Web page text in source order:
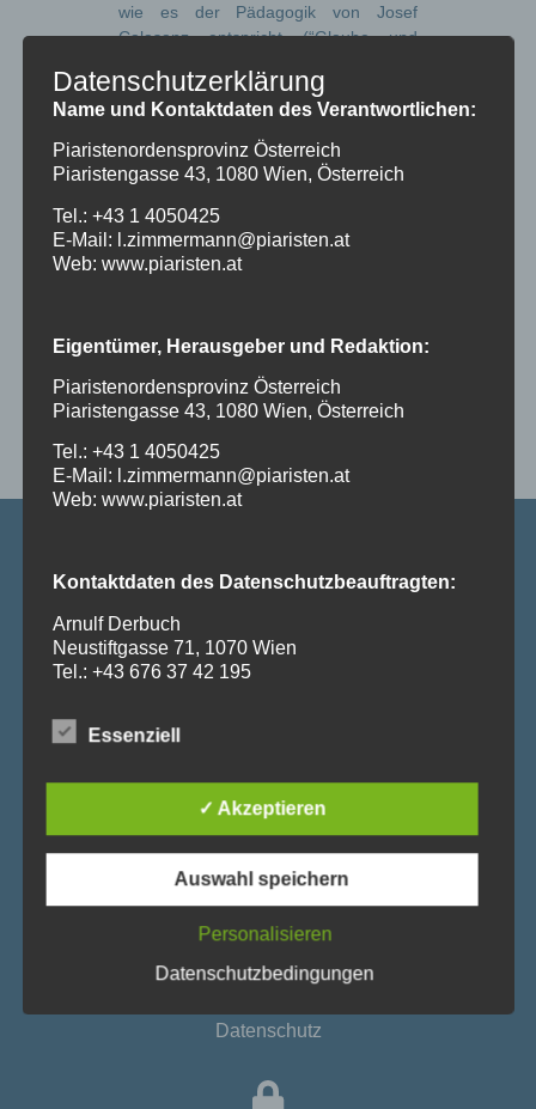
wie es der Pädagogik von Josef
Calasanz entspricht (“Glaube und
In der Volksschule Maria Treu gab es
Die beiden Werkräume wurden in
Forscherlabore umgewandelt, in denen
die Kinder verschiedene Versuche –
wie Chromatografie, Vulkan bauen
oder die Erzeugung von Elektrizität
durch Reibung – durchführen konnten.
Staunen, entdecken, erkennen,
erforschen, erklären – all das konnten
die Kinder in dieser Woche mit großer
erleben.
Piaristengasse 43, 1080 Wien
Tel:
Mail:b.klausberger@piaristen.at
Impressum
Datenschutz
Datenschutzerklärung
Name und Kontaktdaten des Verantwortlichen:
Piaristenordensprovinz Österreich
Piaristengasse 43, 1080 Wien, Österreich
Tel.: +43 1 4050425
E-Mail: l.zimmermann@piaristen.at
Web: www.piaristen.at
Eigentümer, Herausgeber und Redaktion:
Piaristenordensprovinz Österreich
Piaristengasse 43, 1080 Wien, Österreich
Tel.: +43 1 4050425
E-Mail: l.zimmermann@piaristen.at
Web: www.piaristen.at
Kontaktdaten des Datenschutzbeauftragten:
Arnulf Derbuch
Neustiftgasse 71, 1070 Wien
Tel.: +43 676 37 42 195
1. Grundsätzliche Angaben zur Datenverarbeitung
und Rechtsgrundlagen
1.1. Diese Datenschutzerklärung klärt Sie über die
Art, den Umfang und Zweck der Verarbeitung von
Onlineangebotes und der mit ihm verbundenen
gemeinsam bezeichnet als „Onlineangebot“ oder
Systemen, Plattformen und Geräten (z.B. Desktop
Essenziell
✓ Akzeptieren
Auswahl speichern
Personalisieren
Datenschutzbedingungen